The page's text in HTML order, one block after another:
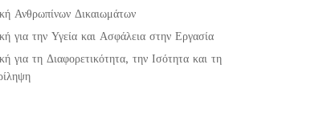
Ανθρωπίνων Δικαιωμάτων
για την Υγεία και Ασφάλεια στην Εργασία
για τη Διαφορετικότητα, την Ισότητα και τη